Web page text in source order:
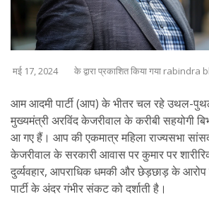
मई 17, 2024 के द्वारा प्रकाशित किया गया
आम आदमी पार्टी (आप) के भीतर चल रहे उथल-
मुख्यमंत्री अरविंद केजरीवाल के करीबी सहयोगी
आ गए हैं। आप की एकमात्र महिला राज्यसभा
केजरीवाल के सरकारी आवास पर कुमार पर
दुर्व्यवहार, आपराधिक धमकी और छेड़छाड़ के
पार्टी के अंदर गंभीर संकट को दर्शाती है।